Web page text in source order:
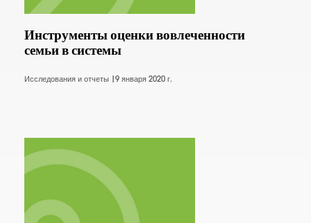
Инструменты оценки вовлеченности
семьи в системы
Исследования и отчеты | 9 января 2020 г.